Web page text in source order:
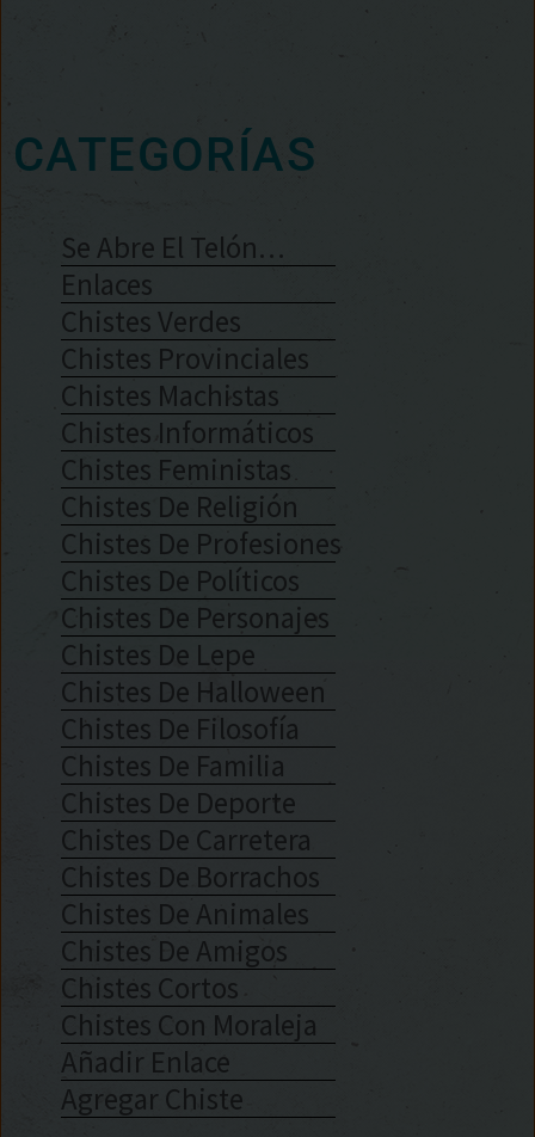
CATEGORÍAS
Se Abre El Telón…
Enlaces
Chistes Verdes
Chistes Provinciales
Chistes Machistas
Chistes Informáticos
Chistes Feministas
Chistes De Religión
Chistes De Profesiones
Chistes De Políticos
Chistes De Personajes
Chistes De Lepe
Chistes De Halloween
Chistes De Filosofía
Chistes De Familia
Chistes De Deporte
Chistes De Carretera
Chistes De Borrachos
Chistes De Animales
Chistes De Amigos
Chistes Cortos
Chistes Con Moraleja
Añadir Enlace
Agregar Chiste